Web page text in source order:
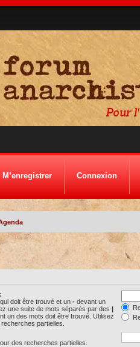
M’enregistrer Connexion
doit être trouvé et un -devant un
une suite de mots séparés par des |
un des mots doit être trouvé. Utilisez
partielles.
des recherches partielles.